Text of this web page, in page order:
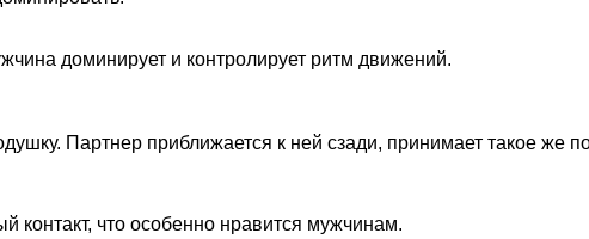
доминирует и контролирует ритм движений.
Партнер приближается к ней сзади, принимает такое же
контакт, что особенно нравится мужчинам.